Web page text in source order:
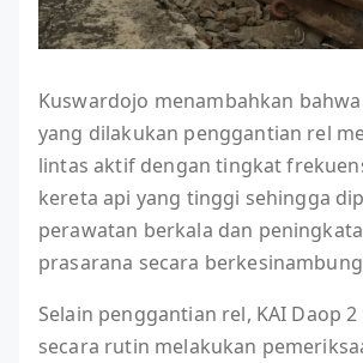
Kuswardojo menambahkan
yang dilakukan penggantian rel
lintas aktif dengan tingkat
kereta api yang tinggi sehingga
perawatan berkala dan
prasarana secara
Selain penggantian rel, KAI Daop
secara rutin melakukan